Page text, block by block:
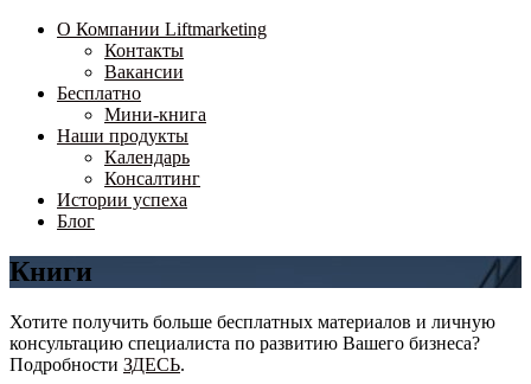
О Компании Liftmarketing
Контакты
Вакансии
Бесплатно
Мини-книга
Наши продукты
Календарь
Консалтинг
Истории успеха
Блог
Книги
Хотите получить больше бесплатных материалов и личную
консультацию специалиста по развитию Вашего бизнеса?
Подробности ЗДЕСЬ.